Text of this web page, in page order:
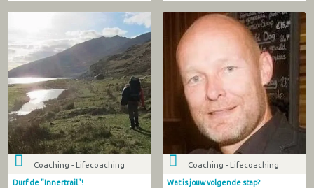
Coaching - Lifecoaching
Durf de "Innertrail"!
Coaching - Lifecoaching
Wat is jouw volgende stap?